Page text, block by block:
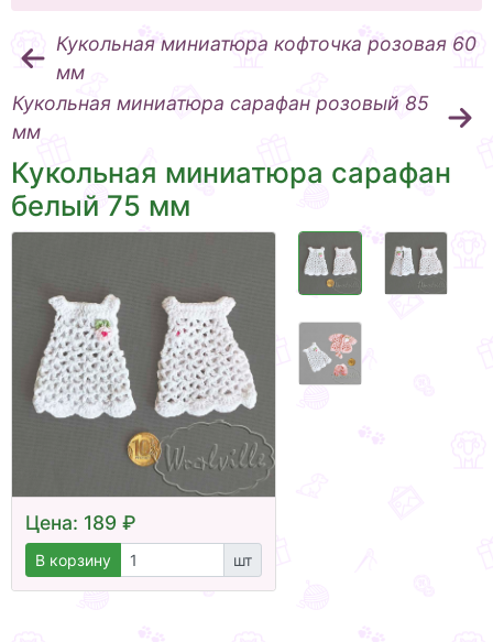
Кукольная миниатюра кофточка розовая 60
мм
Кукольная миниатюра сарафан розовый 85
мм
Кукольная миниатюра сарафан
белый 75 мм
Цена: 189 ₽
В корзину шт